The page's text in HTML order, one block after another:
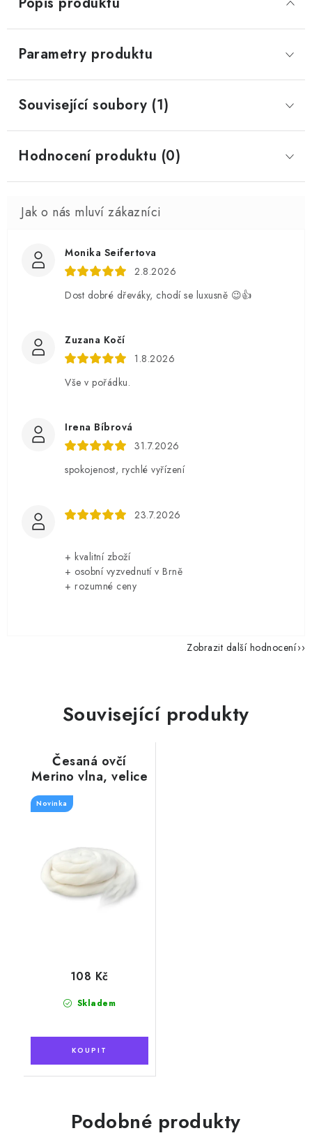
Parametry produktu
Související soubory (1)
Hodnocení produktu (0)
Monika Seifertova
2.8.2026
Dost dobré dřeváky, chodí se luxusně 😉👍
Zuzana Kočí
1.8.2026
Vše v pořádku.
Irena Bíbrová
31.7.2026
spokojenost, rychlé vyřízení
23.7.2026
+ kvalitní zboží
+ osobní vyzvednutí v Brně
+ rozumné ceny
Zobrazit další hodnocení
Související produkty
Česaná ovčí
Merino vlna, velice
jemná, Ecru bílá,
Novinka
Skladem
108 Kč
Podobné produkty